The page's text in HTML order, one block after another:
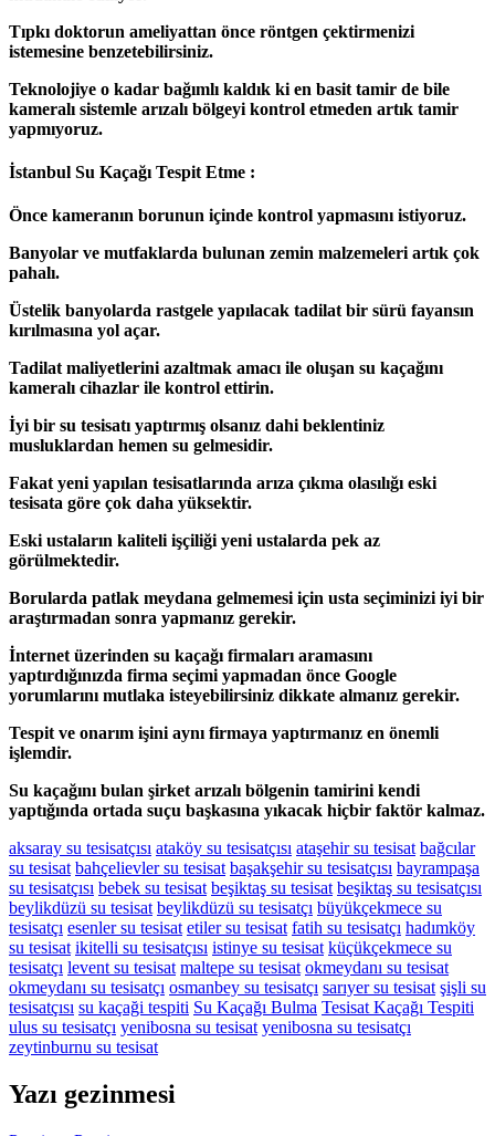
Tıpkı doktorun ameliyattan önce röntgen çektirmenizi
istemesine benzetebilirsiniz.
Teknolojiye o kadar bağımlı kaldık ki en basit tamir de bile
kameralı sistemle arızalı bölgeyi kontrol etmeden artık tamir
yapmıyoruz.
İstanbul Su Kaçağı Tespit Etme :
Önce kameranın borunun içinde kontrol yapmasını istiyoruz.
Banyolar ve mutfaklarda bulunan zemin malzemeleri artık çok
pahalı.
Üstelik banyolarda rastgele yapılacak tadilat bir sürü fayansın
kırılmasına yol açar.
Tadilat maliyetlerini azaltmak amacı ile oluşan su kaçağını
kameralı cihazlar ile kontrol ettirin.
İyi bir su tesisatı yaptırmış olsanız dahi beklentiniz
musluklardan hemen su gelmesidir.
Fakat yeni yapılan tesisatlarında arıza çıkma olasılığı eski
tesisata göre çok daha yüksektir.
Eski ustaların kaliteli işçiliği yeni ustalarda pek az
görülmektedir.
Borularda patlak meydana gelmemesi için usta seçiminizi iyi bir
araştırmadan sonra yapmanız gerekir.
İnternet üzerinden su kaçağı firmaları aramasını
yaptırdığınızda firma seçimi yapmadan önce Google
yorumlarını mutlaka isteyebilirsiniz dikkate almanız gerekir.
Tespit ve onarım işini aynı firmaya yaptırmanız en önemli
işlemdir.
Su kaçağını bulan şirket arızalı bölgenin tamirini kendi
yaptığında ortada suçu başkasına yıkacak hiçbir faktör kalmaz.
aksaray su tesisatçısı ataköy su tesisatçısı ataşehir su tesisat bağcılar
su tesisat bahçelievler su tesisat başakşehir su tesisatçısı bayrampaşa
su tesisatçısı bebek su tesisat beşiktaş su tesisat beşiktaş su tesisatçısı
beylikdüzü su tesisat beylikdüzü su tesisatçı büyükçekmece su
tesisatçı esenler su tesisat etiler su tesisat fatih su tesisatçı hadımköy
su tesisat ikitelli su tesisatçısı istinye su tesisat küçükçekmece su
tesisatçı levent su tesisat maltepe su tesisat okmeydanı su tesisat
okmeydanı su tesisatçı osmanbey su tesisatçı sarıyer su tesisat şişli su
tesisatçısı su kaçaği tespiti Su Kaçağı Bulma Tesisat Kaçağı Tespiti
ulus su tesisatçı yenibosna su tesisat yenibosna su tesisatçı
zeytinburnu su tesisat
Yazı gezinmesi